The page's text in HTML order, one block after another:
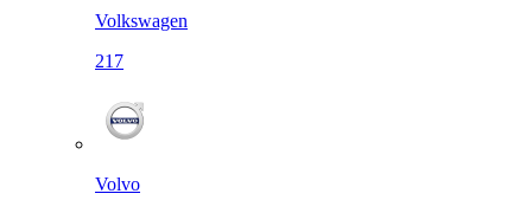
Volkswagen
217
Volvo